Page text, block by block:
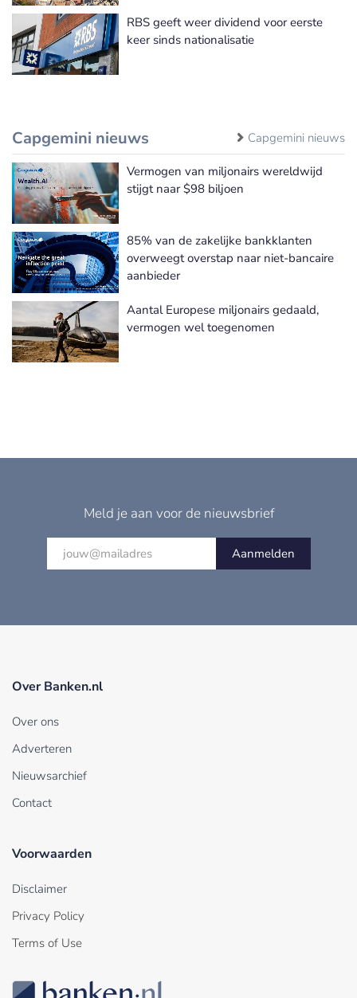
RBS geeft weer dividend voor eerste
keer sinds nationalisatie
Capgemini nieuws Capgemini nieuws
Vermogen van miljonairs wereldwijd
stijgt naar $98 biljoen
85% van de zakelijke bankklanten
overweegt overstap naar niet-bancaire
aanbieder
Aantal Europese miljonairs gedaald,
vermogen wel toegenomen
Meld je aan voor de nieuwsbrief
Aanmelden
Over Banken.nl
Over ons
Adverteren
Nieuwsarchief
Contact
Voorwaarden
Disclaimer
Privacy Policy
Terms of Use